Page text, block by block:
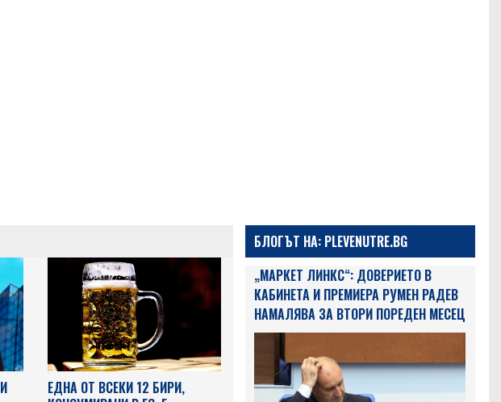
ЕДНА ОТ ВСЕКИ 12 БИРИ,
БЛОГЪТ НА: PLEVENUTRE.BG
„МАРКЕТ ЛИНКС“: ДОВЕРИЕТО В
КАБИНЕТА И ПРЕМИЕРА РУМЕН РАДЕВ
НАМАЛЯВА ЗА ВТОРИ ПОРЕДЕН МЕСЕЦ